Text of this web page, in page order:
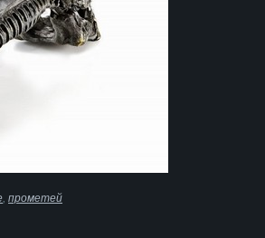
прометей